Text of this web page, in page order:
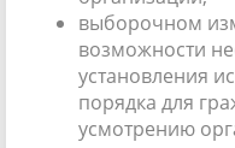
выборочном
возможности
установления
порядка для
усмотрению